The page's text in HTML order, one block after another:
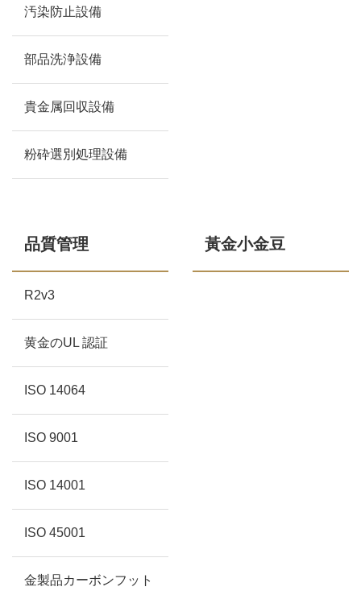
汚染防止設備
部品洗浄設備
貴金属回収設備
粉砕選別処理設備
品質管理
R2v3
黄金のUL 認証
ISO 14064
ISO 9001
ISO 14001
ISO 45001
金製品カーボンフット
黃金小金豆